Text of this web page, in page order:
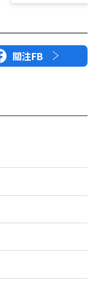
關注FB